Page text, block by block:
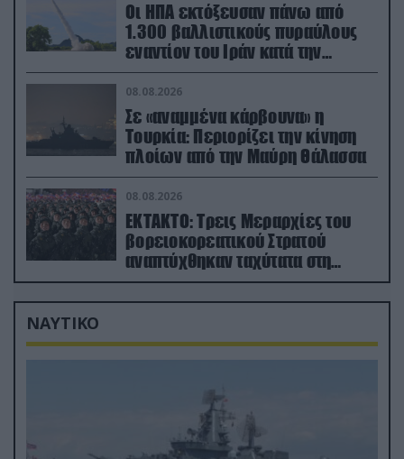
Οι ΗΠΑ εκτόξευσαν πάνω από
1.300 βαλλιστικούς πυραύλους
εναντίον του Ιράν κατά την
διάρκεια του πολέμου
08.08.2026
Σε «αναμμένα κάρβουνα» η
Τουρκία: Περιορίζει την κίνηση
πλοίων από την Μαύρη Θάλασσα
08.08.2026
ΕΚΤΑΚΤΟ: Τρεις Μεραρχίες του
βορειοκορεατικού Στρατού
αναπτύχθηκαν ταχύτατα στη
Ρωσία
ΝΑΥΤΙΚΟ